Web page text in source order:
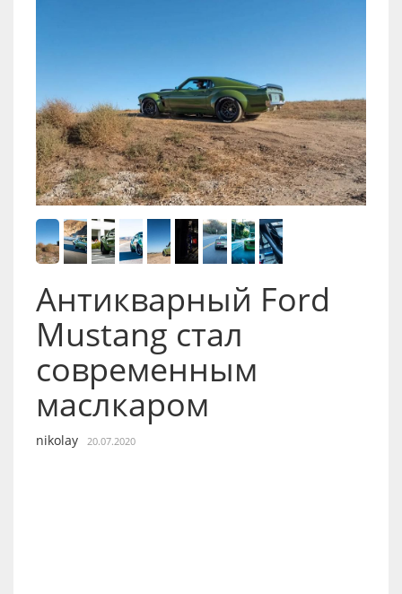
Антикварный Ford
Mustang стал
современным
маслкаром
nikolay 20.07.2020